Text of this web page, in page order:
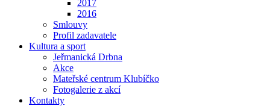
2017
2016
Smlouvy
Profil zadavatele
Kultura a sport
Jeřmanická Drbna
Akce
Mateřské centrum Klubíčko
Fotogalerie z akcí
Kontakty